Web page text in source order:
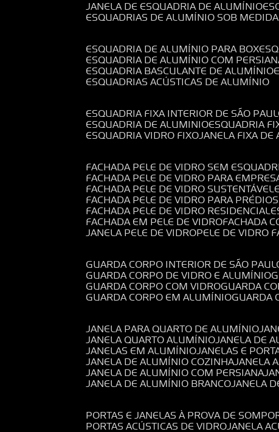
JANELA DE ESQUADRIA DE ALUMÍNIO
ESQUADRIAS DE ALUMÍNIO SOB MEDIDA
ESQUADRIA DE ALUMÍNIO PARA BOX
ESQUADRIA DE ALUMÍNIO COM
ESQUADRIA BASCULANTE DE ALUMÍNIO
ESQUADRIAS ACÚSTICAS DE ALUMÍNIO
ESQUADRIA FIXA INTERIOR DE SÃO
ESQUADRIA DE ALUMINIO ESQUADRIA
ESQUADRIA VIDRO FIXO JANELA FIXA
FACHADA PELE DE VIDRO SEM
FACHADA PELE DE VIDRO PARA
FACHADA PELE DE VIDRO SUSTENTÁVEL
FACHADA PELE DE VIDRO PARA PRÉDIOS
FACHADA PELE DE VIDRO RESIDENCIAL
FACHADA EM PELE DE VIDRO FACHADA
JANELA PELE DE VIDRO PELE DE VIDRO
GUARDA CORPO INTERIOR DE SÃO
GUARDA CORPO DE VIDRO E ALUMÍNIO
GUARDA CORPO COM VIDRO GUARDA
GUARDA CORPO EM ALUMÍNIO
JANELA PARA QUARTO DE ALUMÍNIO
JANELA QUARTO ALUMÍNIO JANELA DE
JANELAS EM ALUMÍNIO JANELAS E
JANELA DE ALUMÍNIO COZINHA JANELA
JANELA DE ALUMÍNIO COM PERSIANA
JANELA DE ALUMÍNIO BRANCO JANELA
PORTAS E JANELAS À PROVA DE SOM
PORTAS ACÚSTICAS DE VIDRO JANELA